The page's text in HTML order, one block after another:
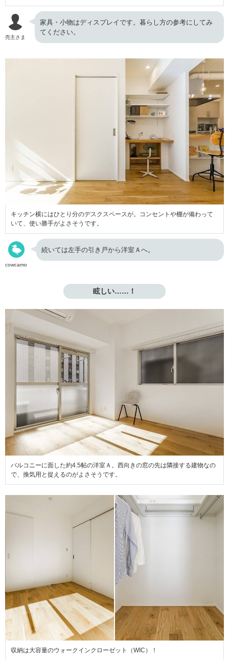
売主さま
家具・小物はディスプレイです。暮らし方の参考にしてみ
てください。
キッチン横にはひとり分のデスクスペースが。コンセントや棚が備わって
いて、使い勝手がよさそうです。
cowcamo
続いては左手の引き戸から洋室Ａへ。
眩しい……！
バルコニーに面した約4.5帖の洋室Ａ。西向きの窓の先は隣接する建物なの
で、換気用と捉えるのがよさそうです。
収納は大容量のウォークインクローゼット（WIC）！